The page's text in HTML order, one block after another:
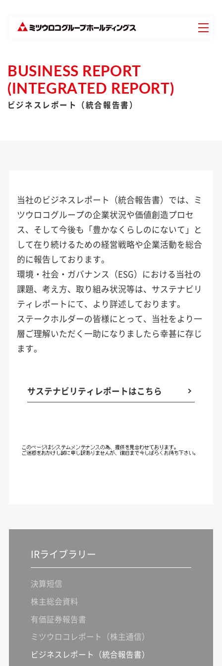
BUSINESS REPORT
(INTEGRATED REPORT)
ビジネスレポート（統合報告書）
当社のビジネスレポート（統合報告書）では、ミ
ツウロコグループの企業状況や価値創造プロセ
ス、そして今後も「豊かなくらしのにないて」と
して在り続けるための経営戦略や企業活動を総合
的に報告しております。
環境・社会・ガバナンス（ESG）における当社の
課題、考え方、取り組み状況等は、サステナビリ
ティレポートにて、より詳述しております。
ステークホルダーの皆様にとって、当社をより一
層ご理解いただく一助になりましたら幸甚に存じ
ます。
サステナビリティレポートはこちら
IRライブラリー
決算短信
株主総会資料
有価証券報告書
ミツウロコレポート（株主通信）
ビジネスレポート（統合報告書）